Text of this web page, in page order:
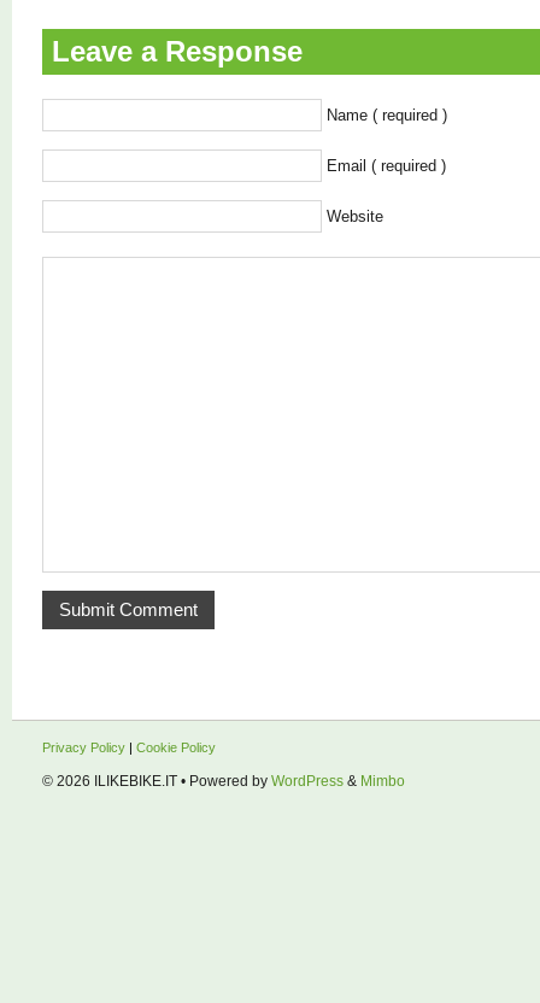
Leave a Response
Name ( required )
Email ( required )
Website
Privacy Policy | Cookie Policy
© 2026 ILIKEBIKE.IT • Powered by WordPress & Mimbo